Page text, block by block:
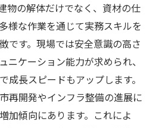
物の解体だけでなく、資材の仕
様な作業を通じて実務スキルを
です。現場では安全意識の高さ
ニケーション能力が求められ、
成長スピードもアップします。
再開発やインフラ整備の進展に
加傾向にあります。これによ